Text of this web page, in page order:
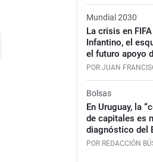
Mundial 2030
La crisis en
Infantino, el
el futuro apoyo
POR JUAN
Bolsas
En Uruguay, la
de capitales es
diagnóstico del
POR REDACCIÓN